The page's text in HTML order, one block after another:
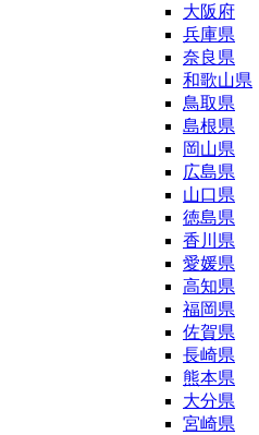
大阪府
兵庫県
奈良県
和歌山県
鳥取県
島根県
岡山県
広島県
山口県
徳島県
香川県
愛媛県
高知県
福岡県
佐賀県
長崎県
熊本県
大分県
宮崎県